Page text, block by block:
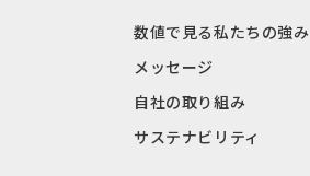
数値で見る私たちの強み
メッセージ
自社の取り組み
サステナビリティ